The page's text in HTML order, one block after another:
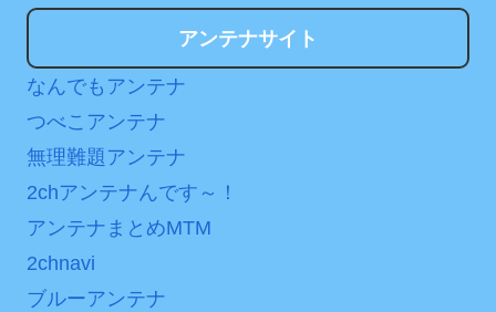
アンテナサイト
なんでもアンテナ
つべこアンテナ
無理難題アンテナ
2chアンテナんです～！
アンテナまとめMTM
2chnavi
ブルーアンテナ